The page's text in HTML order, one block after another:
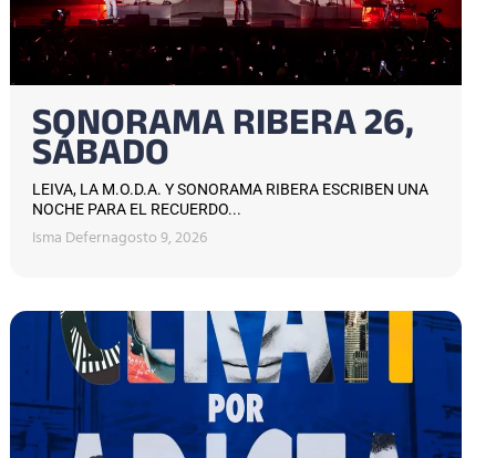
SONORAMA RIBERA 26,
SÁBADO
LEIVA, LA M.O.D.A. Y SONORAMA RIBERA ESCRIBEN UNA
NOCHE PARA EL RECUERDO...
Isma Defernagosto 9, 2026